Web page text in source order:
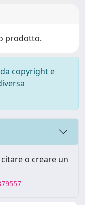
prodotto.
copyright e
o creare un